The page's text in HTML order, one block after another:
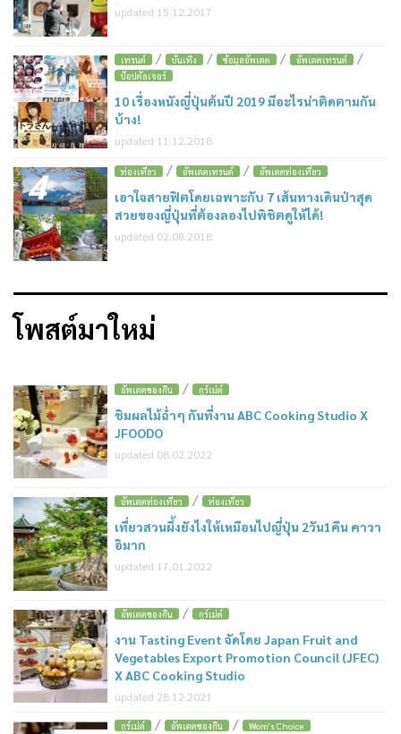
updated 15.12.2017
3 เทรนด์ / บันเทิง / ข้อมูลอัพเดต / อัพเดตเทรนด์ /
ป๊อปคัลเจอร์
10 เรื่องหนังญี่ปุ่นต้นปี 2019 มีอะไรน่าติดตามกัน
บ้าง!
updated 11.12.2018
4 ท่องเที่ยว / อัพเดตเทรนด์ / อัพเดตท่องเที่ยว
เอาใจสายฟิตโดยเฉพาะกับ 7 เส้นทางเดินป่าสุด
สวยของญี่ปุ่นที่ต้องลองไปพิชิตดูให้ได้!
updated 02.08.2018
โพสต์มาใหม่
อัพเดตของกิน / กูร์เม่ต์
ชิมผลไม้ฉ่ำๆ กันที่งาน ABC Cooking Studio X
JFOODO
updated 08.02.2022
อัพเดตท่องเที่ยว / ท่องเที่ยว
เที่ยวสวนผึ้งยังไงให้เหมือนไปญี่ปุ่น 2วัน1คืน คาวา
อิมาก
updated 17.01.2022
อัพเดตของกิน / กูร์เม่ต์
งาน Tasting Event จัดโดย Japan Fruit and
Vegetables Export Promotion Council (JFEC)
X ABC Cooking Studio
updated 28.12.2021
กูร์เม่ต์ / อัพเดตของกิน / Wom's Choice